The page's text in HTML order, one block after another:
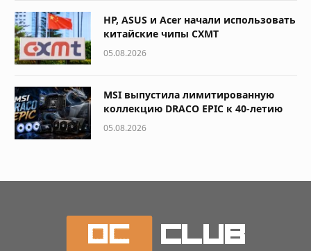
HP, ASUS и Acer начали использовать
китайские чипы CXMT
05.08.2026
MSI выпустила лимитированную
коллекцию DRACO EPIC к 40-летию
05.08.2026